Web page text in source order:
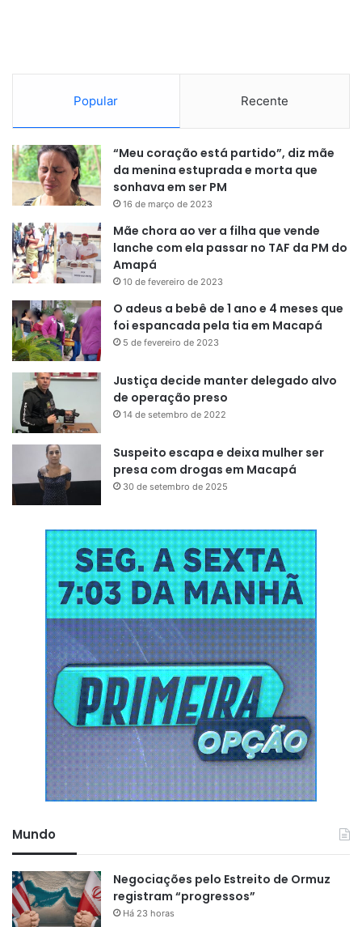
Popular Recente
“Meu coração está partido”, diz mãe
da menina estuprada e morta que
sonhava em ser PM
16 de março de 2023
Mãe chora ao ver a filha que vende
lanche com ela passar no TAF da PM do
Amapá
10 de fevereiro de 2023
O adeus a bebê de 1 ano e 4 meses que
foi espancada pela tia em Macapá
5 de fevereiro de 2023
Justiça decide manter delegado alvo
de operação preso
14 de setembro de 2022
Suspeito escapa e deixa mulher ser
presa com drogas em Macapá
30 de setembro de 2025
Mundo
Negociações pelo Estreito de Ormuz
registram “progressos”
Há 23 horas